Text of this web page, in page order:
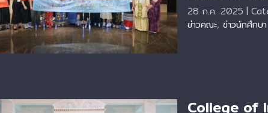
Summer Camp 2025 in Guiyang,
China
28 ก.ค. 2025 |
ข่าวคณะ, ข่าวนักศึกษา
College of